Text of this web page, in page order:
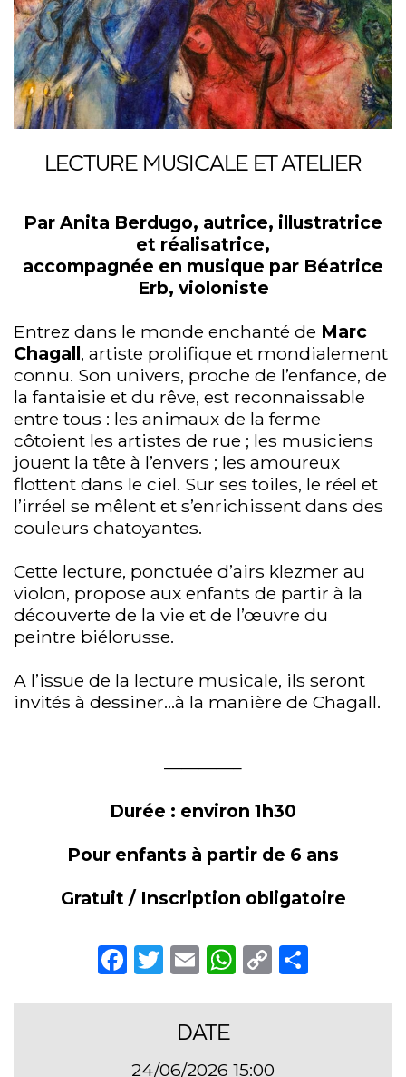
LECTURE MUSICALE ET ATELIER
Par Anita Berdugo, autrice, illustratrice
et réalisatrice,
accompagnée en musique par Béatrice
Erb, violoniste
Entrez dans le monde enchanté de Marc
Chagall , artiste prolifique et mondialement
connu. Son univers, proche de l’enfance, de
la fantaisie et du rêve, est reconnaissable
entre tous : les animaux de la ferme
côtoient les artistes de rue ; les musiciens
jouent la tête à l’envers ; les amoureux
flottent dans le ciel. Sur ses toiles, le réel et
l’irréel se mêlent et s’enrichissent dans des
couleurs chatoyantes.
Cette lecture, ponctuée d’airs klezmer au
violon, propose aux enfants de partir à la
découverte de la vie et de l’œuvre du
peintre biélorusse.
A l’issue de la lecture musicale, ils seront
invités à dessiner…à la manière de Chagall.
————–
Durée : environ 1h30
Pour enfants à partir de 6 ans
Gratuit / Inscription obligatoire
Facebook
Twitter
EmailWhatsApp
Copy
DATE
24/06/2026 15:00